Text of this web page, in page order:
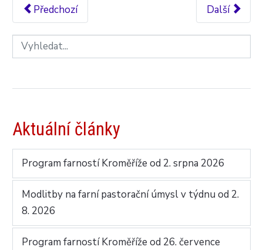
Předchozí Další
Aktuální články
Program farností Kroměříže od 2. srpna 2026
Modlitby na farní pastorační úmysl v týdnu od 2.
8. 2026
Program farností Kroměříže od 26. července